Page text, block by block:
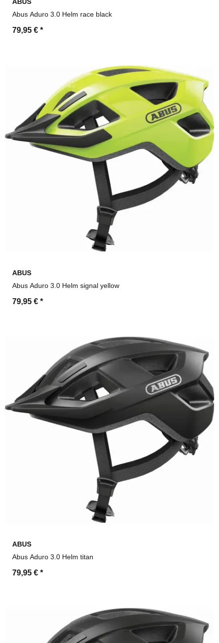
Abus Aduro 3.0 Helm race black
79,95 € *
ABUS
Abus Aduro 3.0 Helm signal yellow
79,95 € *
ABUS
Abus Aduro 3.0 Helm titan
79,95 € *